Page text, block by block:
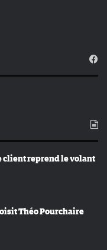
client reprend le volant
Théo Pourchaire